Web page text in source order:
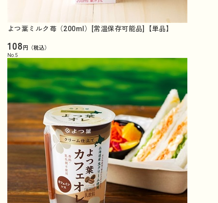
よつ葉ミルク苺（200ml）[常温保存可能品]【単品】
108円（税込）
No. 5